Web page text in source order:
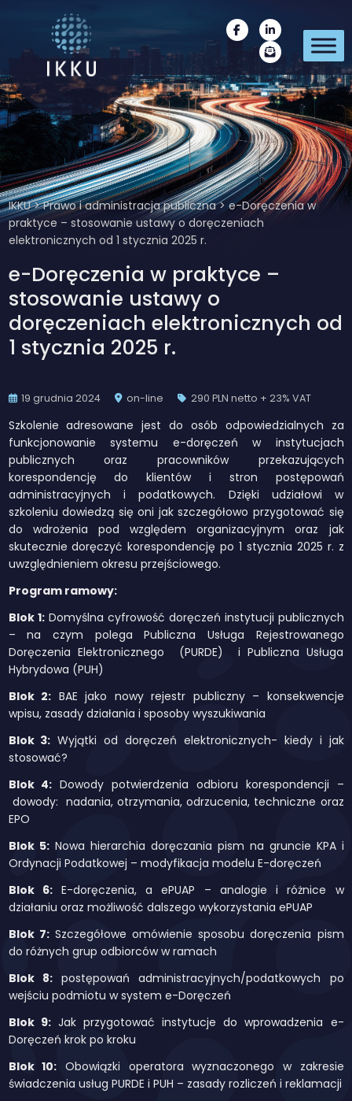
IKKU>Prawo i administracja publiczna>e-Doręczenia w
praktyce – stosowanie ustawy o doręczeniach
elektronicznych od 1 stycznia 2025 r.
e-Doręczenia w praktyce –
stosowanie ustawy o
doręczeniach elektronicznych od
1 stycznia 2025 r.
19 grudnia 2024 on-line 290 PLN netto + 23% VAT
Szkolenie adresowane jest do osób odpowiedzialnych za
funkcjonowanie systemu e-doręczeń w instytucjach
publicznych oraz pracowników przekazujących
korespondencję do klientów i stron postępowań
administracyjnych i podatkowych. Dzięki udziałowi w
szkoleniu dowiedzą się oni jak szczegółowo przygotować się
do wdrożenia pod względem organizacyjnym oraz jak
skutecznie doręczyć korespondencję po 1 stycznia 2025 r. z
uwzględnieniem okresu przejściowego.
Program ramowy:
Blok 1:Domyślna cyfrowość doręczeń instytucji publicznych
– na czym polega Publiczna Usługa Rejestrowanego
Doręczenia Elektronicznego (PURDE) i Publiczna Usługa
Hybrydowa (PUH)
Blok 2: BAE jako nowy rejestr publiczny – konsekwencje
wpisu, zasady działania i sposoby wyszukiwania
Blok 3: Wyjątki od doręczeń elektronicznych- kiedy i jak
stosować?
Blok 4: Dowody potwierdzenia odbioru korespondencji –
dowody: nadania, otrzymania, odrzucenia, techniczne oraz
EPO
Blok 5:Nowa hierarchia doręczania pism na gruncie KPA i
Ordynacji Podatkowej – modyfikacja modelu E-doręczeń
Blok 6:E-doręczenia, a ePUAP – analogie i różnice w
działaniu oraz możliwość dalszego wykorzystania ePUAP
Blok 7:Szczegółowe omówienie sposobu doręczenia pism
do różnych grup odbiorców w ramach
Blok 8:postępowań administracyjnych/podatkowych po
wejściu podmiotu w system e-Doręczeń
Blok 9:Jak przygotować instytucje do wprowadzenia e-
Doręczeń krok po kroku
Blok 10: Obowiązki operatora wyznaczonego w zakresie
świadczenia usług PURDE i PUH – zasady rozliczeń i reklamacji